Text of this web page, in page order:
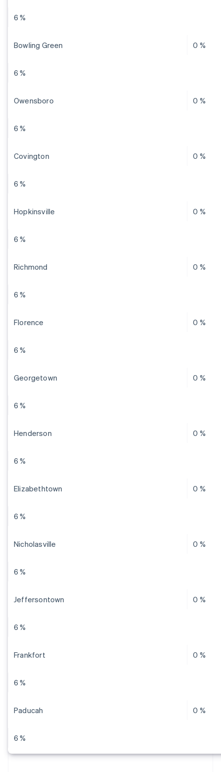
6 %
Bowling Green 0 %
6 %
Owensboro 0 %
6 %
Covington 0 %
6 %
Hopkinsville 0 %
6 %
Richmond 0 %
6 %
Florence 0 %
6 %
Georgetown 0 %
6 %
Henderson 0 %
6 %
Elizabethtown 0 %
6 %
Nicholasville 0 %
6 %
Jeffersontown 0 %
6 %
Frankfort 0 %
6 %
Paducah 0 %
6 %